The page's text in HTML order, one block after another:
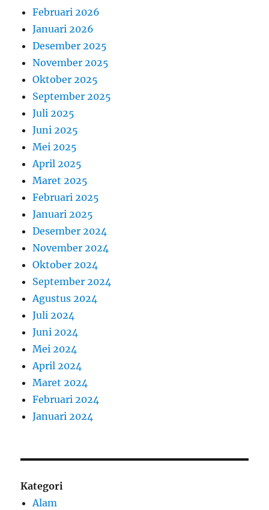
Februari 2026
Januari 2026
Desember 2025
November 2025
Oktober 2025
September 2025
Juli 2025
Juni 2025
Mei 2025
April 2025
Maret 2025
Februari 2025
Januari 2025
Desember 2024
November 2024
Oktober 2024
September 2024
Agustus 2024
Juli 2024
Juni 2024
Mei 2024
April 2024
Maret 2024
Februari 2024
Januari 2024
Kategori
Alam